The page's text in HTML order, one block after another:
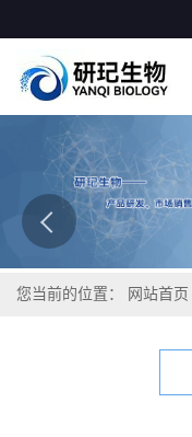
您当前的位置： 网站首页